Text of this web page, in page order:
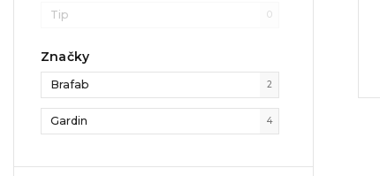
Tip 0
Značky
Brafab 2
Gardin 4